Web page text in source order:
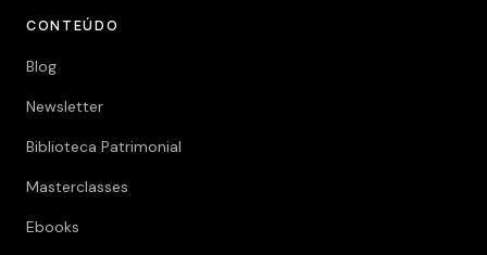
CONTEÚDO
Blog
Newsletter
Biblioteca Patrimonial
Masterclasses
Ebooks